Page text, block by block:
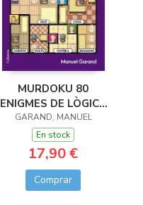
MURDOKU 80
ENIGMES DE LÒGICA
I ASSASINATS
GARAND, MANUEL
En stock
17,90 €
Comprar